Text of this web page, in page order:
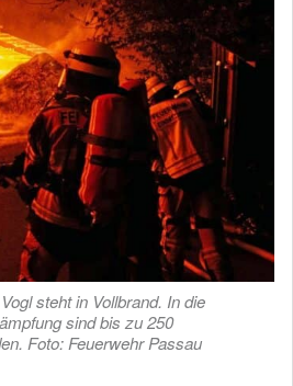
steht in Vollbrand. In die
sind bis zu 250
Foto: Feuerwehr Passau